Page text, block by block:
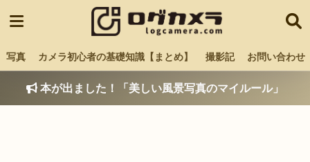
写真 カメラ初心者の基礎知識【まとめ】 撮影記 お問い合わせ
本が出ました！「美しい風景写真のマイルール」